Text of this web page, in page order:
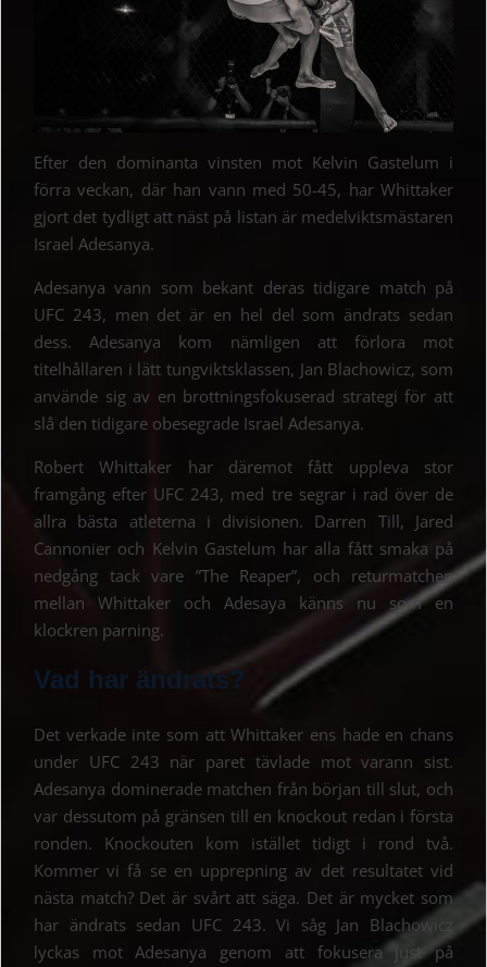
Efter den dominanta vinsten mot Kelvin Gastelum i
förra veckan, där han vann med 50-45, har Whittaker
gjort det tydligt att näst på listan är medelviktsmästaren
Israel Adesanya.
Adesanya vann som bekant deras tidigare match på
UFC 243, men det är en hel del som ändrats sedan
dess. Adesanya kom nämligen att förlora mot
titelhållaren i lätt tungviktsklassen, Jan Blachowicz, som
använde sig av en brottningsfokuserad strategi för att
slå den tidigare obesegrade Israel Adesanya.
Robert Whittaker har däremot fått uppleva stor
framgång efter UFC 243, med tre segrar i rad över de
allra bästa atleterna i divisionen. Darren Till, Jared
Cannonier och Kelvin Gastelum har alla fått smaka på
nedgång tack vare ”The Reaper”, och returmatchen
mellan Whittaker och Adesaya känns nu som en
klockren parning.
Vad har ändrats?
Det verkade inte som att Whittaker ens hade en chans
under UFC 243 när paret tävlade mot varann sist.
Adesanya dominerade matchen från början till slut, och
var dessutom på gränsen till en knockout redan i första
ronden. Knockouten kom istället tidigt i rond två.
Kommer vi få se en upprepning av det resultatet vid
nästa match? Det är svårt att säga. Det är mycket som
har ändrats sedan UFC 243. Vi såg Jan Blachowicz
lyckas mot Adesanya genom att fokusera just på